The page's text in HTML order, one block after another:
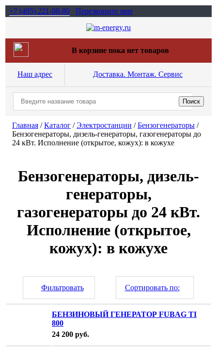
+7 (495) 221-08-80 Перезвоните мне
В корзине пока нет товаров
Наш адрес Доставка. Монтаж. Сервис
Главная /Каталог /Электростанции /Бензогенераторы /
Бензогенераторы, дизель-генераторы, газогенераторы до
24 кВт. Исполнение (открытое, кожух): в кожухе
Бензогенераторы, дизель-
генераторы,
газогенераторы до 24 кВт.
Исполнение (открытое,
кожух): в кожухе
Фильтровать Сортировать по:
БЕНЗИНОВЫЙ ГЕНЕРАТОР FUBAG TI
800
24 200 руб.